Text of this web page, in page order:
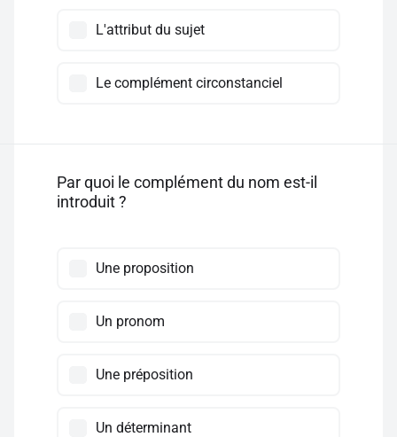
L'attribut du sujet
Le complément circonstanciel
Par quoi le complément du nom est-il
introduit ?
Une proposition
Un pronom
Une préposition
Un déterminant